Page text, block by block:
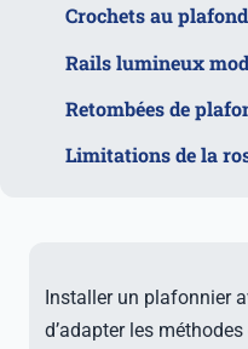
Crochets au plafond
Rails lumineux
Retombées de
Limitations de la
Installer un plafonnier
d’adapter les